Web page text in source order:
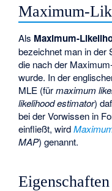
Maximum-
Als Maximum-
bezeichnet man in der
die nach der
wurde. In der
MLE (fürmaximum
likelihood estimator)
bei der Vorwissen in
einfließt, wird
MAP) genannt.